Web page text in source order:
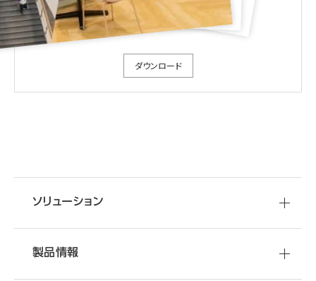
ダウンロード
ソリューション
製品情報